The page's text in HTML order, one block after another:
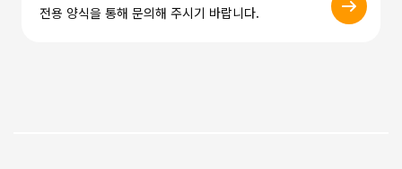
전용 양식을 통해 문의해 주시기 바랍니다.